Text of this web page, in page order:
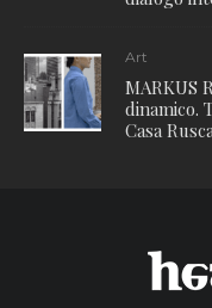
Art
MARKUS
dinamico.
Casa